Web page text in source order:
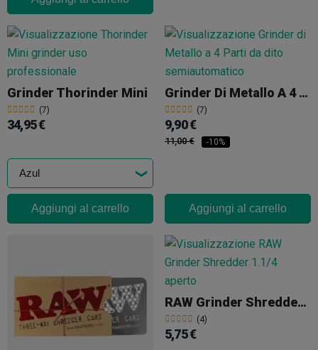
Grinder Thorinder Mini
(7)
34,95 €
Aggiungi al carrello
Grinder Di Metallo A 4 Parti
(7)
9,90 €
11,00 € -10%
Aggiungi al carrello
RAW Grinder Shredder 1.1/4
(4)
5,75 €